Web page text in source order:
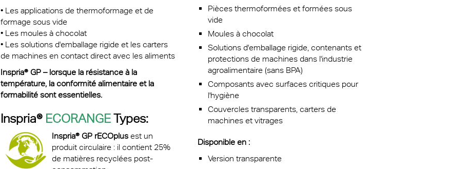
• Les applications de thermoformage et de
formage sous vide
• Les moules à chocolat
• Les solutions d'emballage rigide et les carters
de machines en contact direct avec les aliments
Inspria® GP – lorsque la résistance à la
température, la conformité alimentaire et la
formabilité sont essentielles.
Inspria® ECORANGETypes:
Inspria® GP rECOplus est un
produit circulaire : il contient 25%
de matières recyclées post-
Pièces thermoformées et formées sous
vide
Moules à chocolat
Solutions d'emballage rigide, contenants et
protections de machines dans l'industrie
agroalimentaire (sans BPA)
Composants avec surfaces critiques pour
l'hygiène
Couvercles transparents, carters de
machines et vitrages
Disponible en :
Version transparente